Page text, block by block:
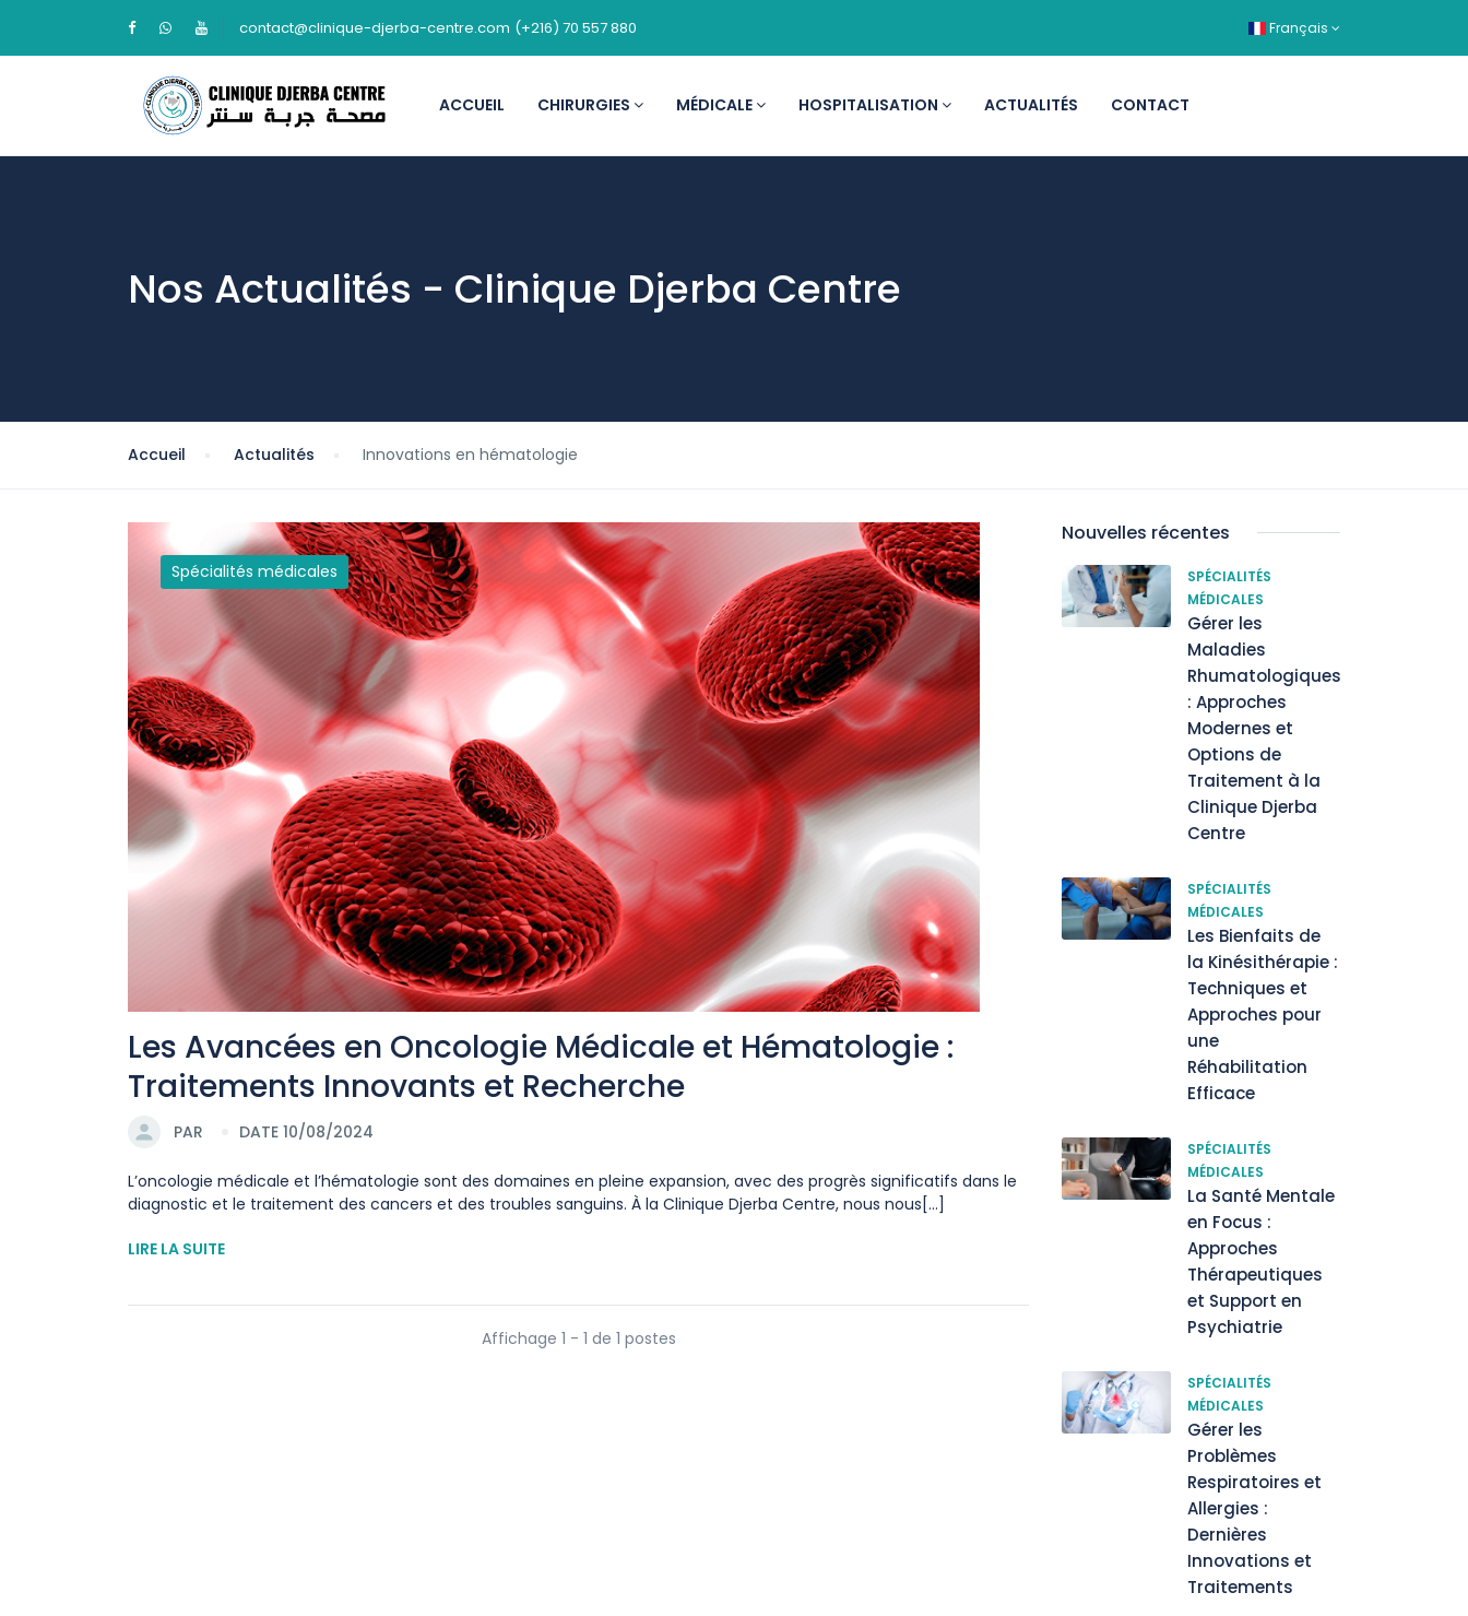
contact@clinique-djerba-centre.com (+216) 70 557 880 Français
ACCUEIL CHIRURGIES MÉDICALE HOSPITALISATION ACTUALITÉS CONTACT
Nos Actualités - Clinique Djerba Centre
Accueil Actualités Innovations en hématologie
Spécialités médicales
Les Avancées en Oncologie Médicale et Hématologie :
Traitements Innovants et Recherche
PAR DATE 10/08/2024
L’oncologie médicale et l’hématologie sont des domaines en pleine expansion, avec des progrès significatifs dans le
diagnostic et le traitement des cancers et des troubles sanguins. À la Clinique Djerba Centre, nous nous[...]
LIRE LA SUITE
Affichage 1 - 1 de 1 postes
Nouvelles récentes
SPÉCIALITÉS
MÉDICALES
Gérer les
Maladies
Rhumatologiques
: Approches
Modernes et
Options de
Traitement à la
Clinique Djerba
Centre
SPÉCIALITÉS
MÉDICALES
Les Bienfaits de
la Kinésithérapie :
Techniques et
Approches pour
une
Réhabilitation
Efficace
SPÉCIALITÉS
MÉDICALES
La Santé Mentale
en Focus :
Approches
Thérapeutiques
et Support en
Psychiatrie
SPÉCIALITÉS
MÉDICALES
Gérer les
Problèmes
Respiratoires et
Allergies :
Dernières
Innovations et
Traitements